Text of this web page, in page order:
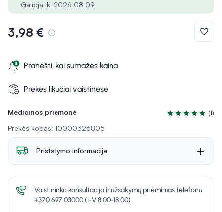
Medicinos priemonė
Įvertinimas 5.0
(1)
Prekės kodas: 10000326805
Galioja iki 2026 08 09
3,98 €
Pranešti, kai sumažės kaina
Prekės likučiai vaistinėse
Pristatymo informacija
Vaistininko konsultacija ir užsakymų priėmimas telefonu
+370 697 03000 (I-V 8:00-18:00)